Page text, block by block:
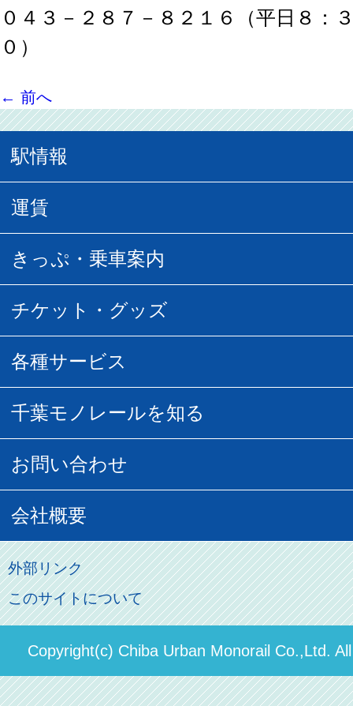
０４３－２８７－８２１６（平日８：
０）
← 前へ
駅情報
駅情報
所要時間
空の散歩道
URBAN FLYER時刻表
運賃
普通運賃
団体乗車
貸切列車
きっぷ・乗車案内
乗車券の種類
フリーきっぷ
記念切符
割引制度
その他のご案内
パスモのご案内
チケット・グッズ
駅窓口販売チケット
葭川となみグッズ
初音ミクグッズ
俺の妹。
各種サービス
モノちゃんトラベル
広告募集
直営駐車場パーク＆ライド
ステーションギャラリー
駅構内出店者様募集
千葉モノレールを知る
営業距離世界最長
モノちゃん
お問い合わせ
お客様の声
よくあるご質問
お問い合わせ先
会社概要
会社概要
社長ごあいさつ
決算概要
輸送人員の推移（PDF）
外部リンク
このサイトについて
Copyright(c) Chiba Urban Monorail Co.,Ltd.